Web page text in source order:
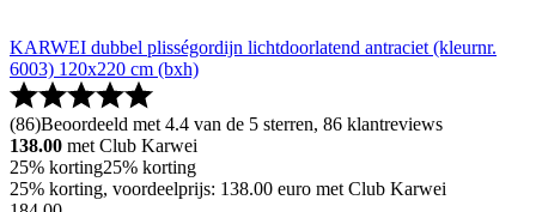
KARWEI dubbel plisségordijn lichtdoorlatend antraciet (kleurnr.
6003) 120x220 cm (bxh)
(86)Beoordeeld met 4.4 van de 5 sterren, 86 klantreviews
138.00 met Club Karwei
25% korting25% korting
25% korting, voordeelprijs: 138.00 euro met Club Karwei